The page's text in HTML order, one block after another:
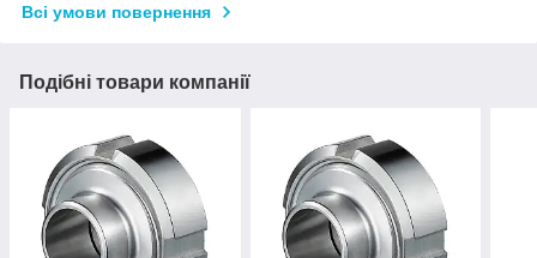
Всі умови повернення
Подібні товари компанії